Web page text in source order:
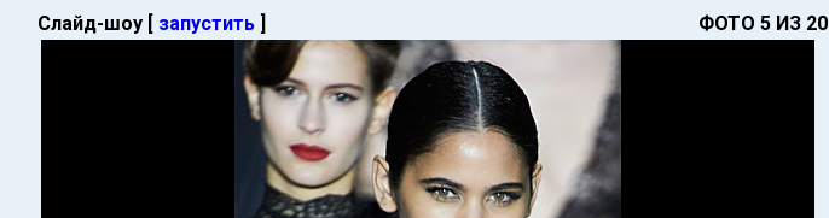
Слайд-шоу [ запустить ] ФОТО 5 ИЗ 20